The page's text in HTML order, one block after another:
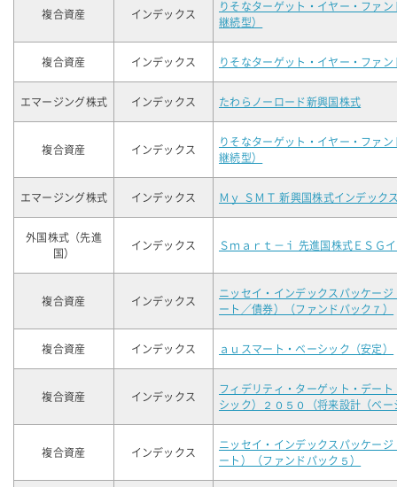
複合資産 インデックス
りそなターゲット・イヤー・ファ
継続型）
複合資産 インデックス りそなターゲット・イヤー・ファン
エマージング株式 インデックス たわらノーロード新興国株式
複合資産 インデックス
りそなターゲット・イヤー・ファ
継続型）
エマージング株式 インデックス Ｍｙ ＳＭＴ 新興国株式インデック
外国株式（先進
国）
インデックス Ｓｍａｒｔ－ｉ 先進国株式ＥＳＧ
複合資産 インデックス
ニッセイ・インデックスパッケー
ート／債券）（ファンドパック７）
複合資産 インデックス ａｕスマート・ベーシック（安定）
複合資産 インデックス
フィデリティ・ターゲット・デー
シック）２０５０（将来設計（ベー
複合資産 インデックス
ニッセイ・インデックスパッケー
ート）（ファンドパック５）